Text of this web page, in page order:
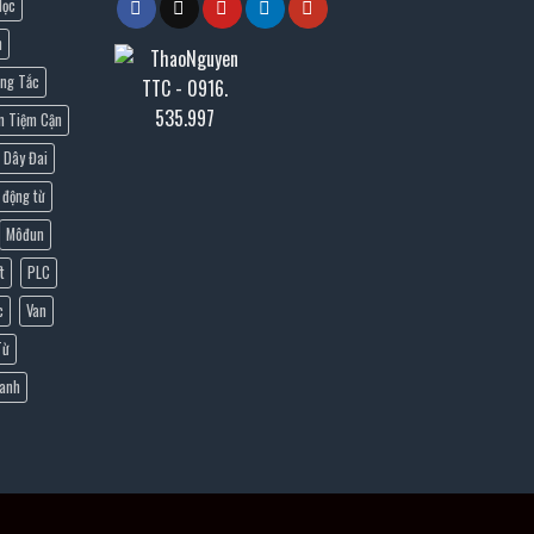
Tắc
Tiệm Cận
Dây Đai
từ
Môđun
PLC
Van